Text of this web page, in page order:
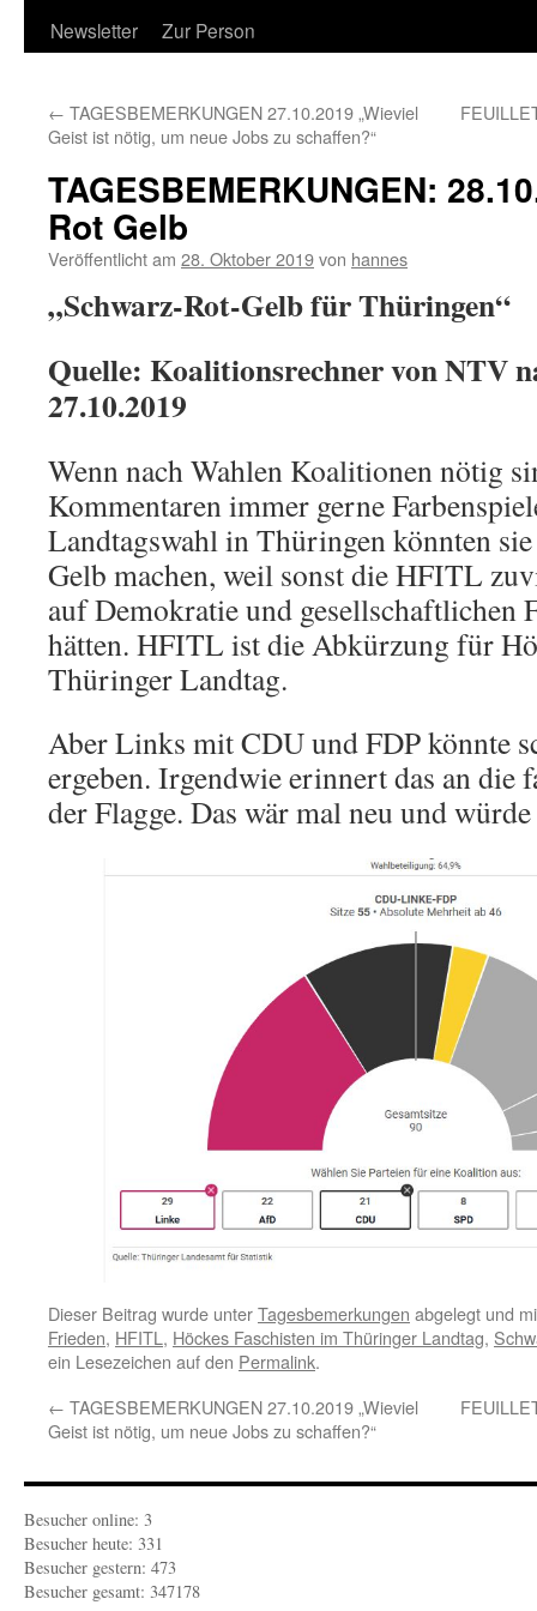
Newsletter
Zur Person
← TAGESBEMERKUNGEN 27.10.2019 „Wieviel
Geist ist nötig, um neue Jobs zu schaffen?“
TAGESBEMERKUNGEN:
Rot Gelb
Veröffentlicht am 28. Oktober 2019von hannes
„Schwarz-Rot-Gelb für Thüringen“
Quelle: Koalitionsrechner von NTV
27.10.2019
Wenn nach Wahlen Koalitionen nötig
Kommentaren immer gerne
Landtagswahl in Thüringen könnten
Gelb machen, weil sonst die HFITL
auf Demokratie und gesellschaftlichen
hätten. HFITL ist die Abkürzung für
Thüringer Landtag.
Aber Links mit CDU und FDP könnte
ergeben. Irgendwie erinnert das an die
der Flagge. Das wär mal neu und
Dieser Beitrag wurde unterTagesbemerkungen abgelegt und
Frieden, HFITL , Höckes Faschisten im Thüringer Landtag,
ein Lesezeichen auf den Permalink.
← TAGESBEMERKUNGEN 27.10.2019 „Wieviel
Geist ist nötig, um neue Jobs zu schaffen?“
Besucher online: 3
Besucher heute: 331
Besucher gestern: 473
Besucher gesamt: 347178